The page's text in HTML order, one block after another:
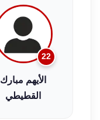
22
الأيهم مبارك
القطيطي